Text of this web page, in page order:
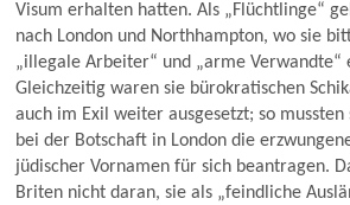
Visum erhalten hatten. Als „Flüchtlinge“
nach London und Northhampton, wo sie
„illegale Arbeiter“ und „arme Verwandte“
Gleichzeitig waren sie bürokratischen
auch im Exil weiter ausgesetzt; so
bei der Botschaft in London die
jüdischer Vornamen für sich beantragen.
Briten nicht daran, sie als „feindliche